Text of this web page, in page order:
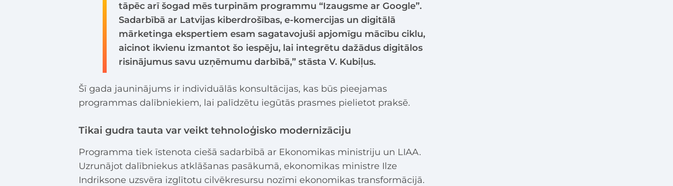
tāpēc arī šogad mēs turpinām programmu “Izaugsme ar Google”.
Sadarbībā ar Latvijas kiberdrošības, e-komercijas un digitālā
mārketinga ekspertiem esam sagatavojuši apjomīgu mācību ciklu,
aicinot ikvienu izmantot šo iespēju, lai integrētu dažādus digitālos
risinājumus savu uzņēmumu darbībā,” stāsta V. Kubiļus.
Šī gada jauninājums ir individuālās konsultācijas, kas būs pieejamas
programmas dalībniekiem, lai palīdzētu iegūtās prasmes pielietot praksē.
Tikai gudra tauta var veikt tehnoloģisko modernizāciju
Programma tiek īstenota ciešā sadarbībā ar Ekonomikas ministriju un LIAA.
Uzrunājot dalībniekus atklāšanas pasākumā, ekonomikas ministre Ilze
Indriksone uzsvēra izglītotu cilvēkresursu nozīmi ekonomikas transformācijā.